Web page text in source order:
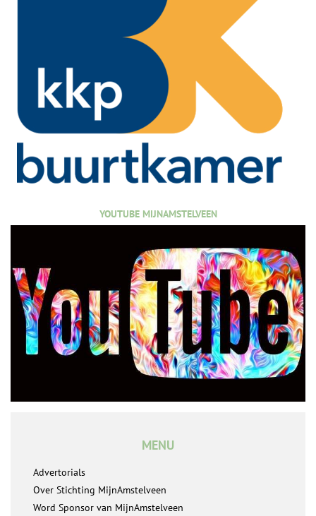
YOUTUBE MIJNAMSTELVEEN
MENU
Advertorials
Over Stichting MijnAmstelveen
Word Sponsor van MijnAmstelveen